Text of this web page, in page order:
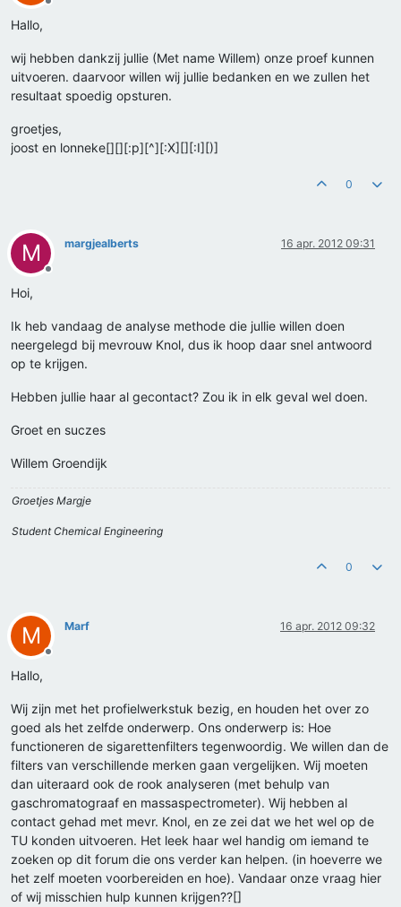
Offline
Hallo,
wij hebben dankzij jullie (Met name Willem) onze proef kunnen
uitvoeren. daarvoor willen wij jullie bedanken en we zullen het
resultaat spoedig opsturen.
groetjes,
joost en lonneke[][][:p][^][:X][][:I][)]
0
M
Offline
margjealberts 16 apr. 2012 09:31
Hoi,
Ik heb vandaag de analyse methode die jullie willen doen
neergelegd bij mevrouw Knol, dus ik hoop daar snel antwoord
op te krijgen.
Hebben jullie haar al gecontact? Zou ik in elk geval wel doen.
Groet en suczes
Willem Groendijk
Groetjes Margje
Student Chemical Engineering
0
M
Offline
Marf 16 apr. 2012 09:32
Hallo,
Wij zijn met het profielwerkstuk bezig, en houden het over zo
goed als het zelfde onderwerp. Ons onderwerp is: Hoe
functioneren de sigarettenfilters tegenwoordig. We willen dan de
filters van verschillende merken gaan vergelijken. Wij moeten
dan uiteraard ook de rook analyseren (met behulp van
gaschromatograaf en massaspectrometer). Wij hebben al
contact gehad met mevr. Knol, en ze zei dat we het wel op de
TU konden uitvoeren. Het leek haar wel handig om iemand te
zoeken op dit forum die ons verder kan helpen. (in hoeverre we
het zelf moeten voorbereiden en hoe). Vandaar onze vraag hier
of wij misschien hulp kunnen krijgen??[]